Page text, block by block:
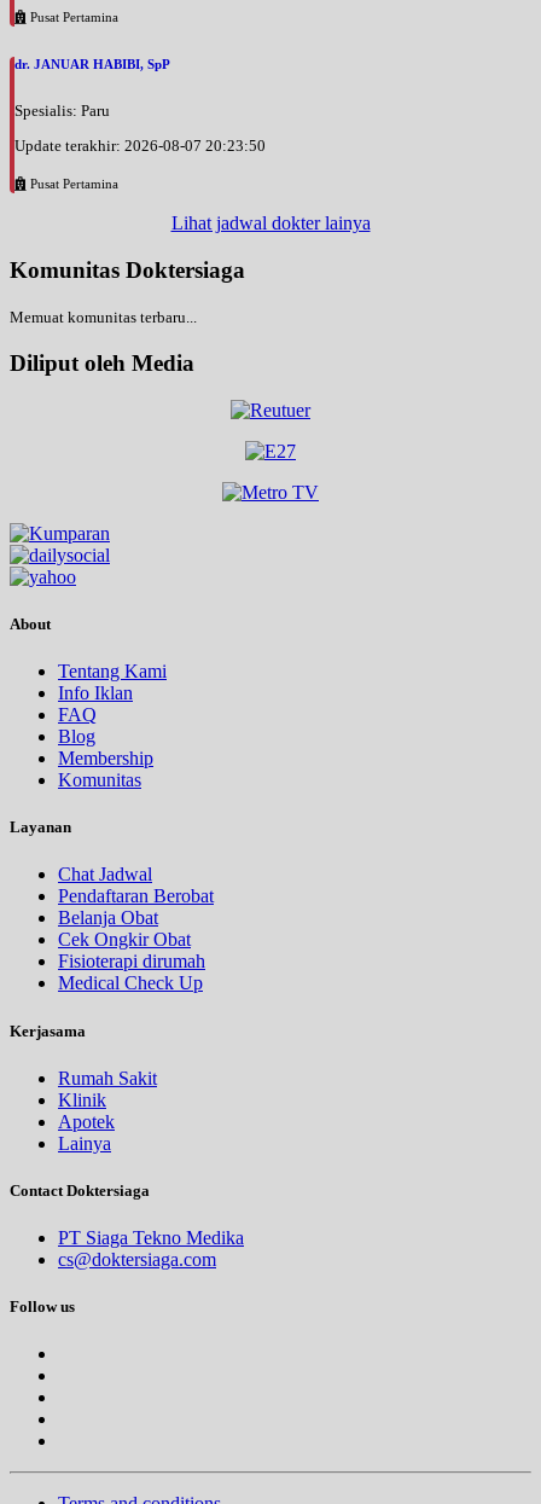
Pusat Pertamina
dr. JANUAR HABIBI, SpP
Spesialis: Paru
Update terakhir: 2026-08-07 20:23:50
Pusat Pertamina
Lihat jadwal dokter lainya
Komunitas Doktersiaga
Memuat komunitas terbaru...
Diliput oleh Media
About
Tentang Kami
Info Iklan
FAQ
Blog
Membership
Komunitas
Layanan
Chat Jadwal
Pendaftaran Berobat
Belanja Obat
Cek Ongkir Obat
Fisioterapi dirumah
Medical Check Up
Kerjasama
Rumah Sakit
Klinik
Apotek
Lainya
Contact Doktersiaga
PT Siaga Tekno Medika
cs@doktersiaga.com
Follow us